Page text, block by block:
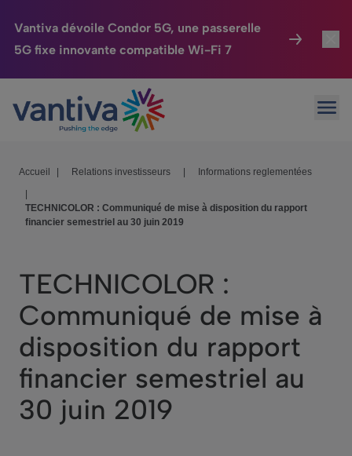
Vantiva dévoile Condor 5G, une passerelle
5G fixe innovante compatible Wi-Fi 7
Passer au contenu principal
Maison Connectée
HomeSight
Entreprise
Relations Investisseurs
Accueil Relations investisseurs
Informations reglementées
TECHNICOLOR : Communiqué de mise à disposition du rapport
financier semestriel au 30 juin 2019
TECHNICOLOR :
Communiqué de mise à
disposition du rapport
financier semestriel au
30 juin 2019